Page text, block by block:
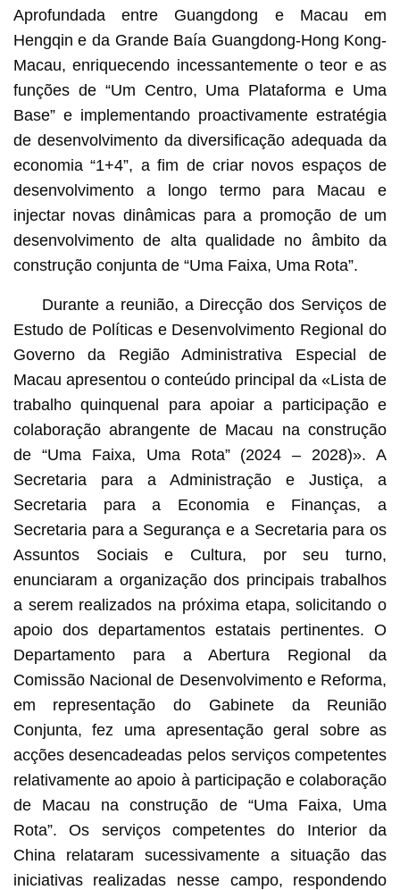
Aprofundada entre Guangdong e Macau em
Hengqin e da Grande Baía Guangdong-Hong Kong-
Macau, enriquecendo incessantemente o teor e as
funções de “Um Centro, Uma Plataforma e Uma
Base” e implementando proactivamente estratégia
de desenvolvimento da diversificação adequada da
economia “1+4”, a fim de criar novos espaços de
desenvolvimento a longo termo para Macau e
injectar novas dinâmicas para a promoção de um
desenvolvimento de alta qualidade no âmbito da
construção conjunta de “Uma Faixa, Uma Rota”.
Durante a reunião, a Direcção dos Serviços de
Estudo de Políticas e Desenvolvimento Regional do
Governo da Região Administrativa Especial de
Macau apresentou o conteúdo principal da «Lista de
trabalho quinquenal para apoiar a participação e
colaboração abrangente de Macau na construção
de “Uma Faixa, Uma Rota” (2024 – 2028)». A
Secretaria para a Administração e Justiça, a
Secretaria para a Economia e Finanças, a
Secretaria para a Segurança e a Secretaria para os
Assuntos Sociais e Cultura, por seu turno,
enunciaram a organização dos principais trabalhos
a serem realizados na próxima etapa, solicitando o
apoio dos departamentos estatais pertinentes. O
Departamento para a Abertura Regional da
Comissão Nacional de Desenvolvimento e Reforma,
em representação do Gabinete da Reunião
Conjunta, fez uma apresentação geral sobre as
acções desencadeadas pelos serviços competentes
relativamente ao apoio à participação e colaboração
de Macau na construção de “Uma Faixa, Uma
Rota”. Os serviços competentes do Interior da
China relataram sucessivamente a situação das
iniciativas realizadas nesse campo, respondendo